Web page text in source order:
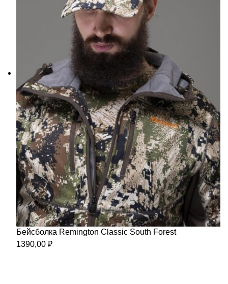
Бейсболка Remington Classic South Forest
1390,00 ₽